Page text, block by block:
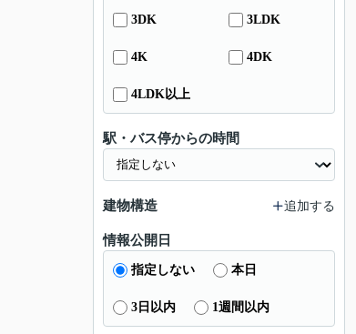
3DK 3LDK
4K 4DK
4LDK以上
駅・バス停からの時間
建物構造 追加する
情報公開日
指定しない 本日
3日以内 1週間以内